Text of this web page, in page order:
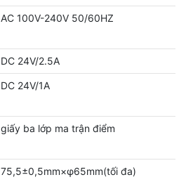
AC 100V-240V 50/60HZ
DC 24V/2.5A
DC 24V/1A
giấy ba lớp ma trận điểm
75,5±0,5mm×φ65mm(tối đa)